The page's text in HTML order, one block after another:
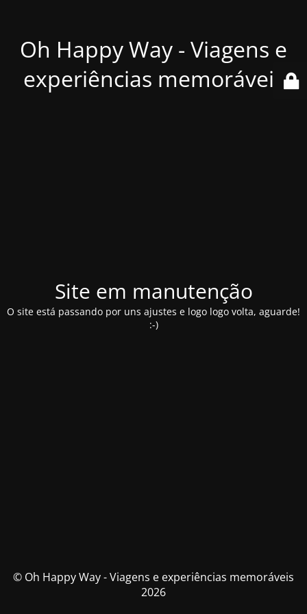
Oh Happy Way - Viagens e
experiências memoráveis
Site em manutenção
O site está passando por uns ajustes e logo logo volta, aguarde!
:-)
© Oh Happy Way - Viagens e experiências memoráveis
2026